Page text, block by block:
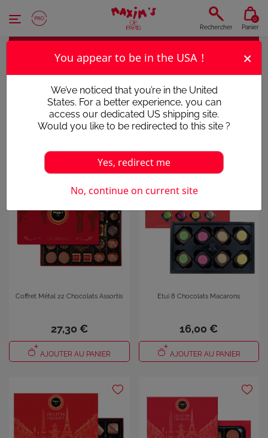
Panneau de gestion des cookies
Rechercher Panier
0
CHOCOLATS
CRÉATIONS DÉLICATES ET GOURMANDES
Coffret Métal 22 Chocolats Assortis
27,30 €
AJOUTER AU PANIER
Etui 8 Chocolats Macarons
16,00 €
AJOUTER AU PANIER
You appear to be in the USA ! ×
We’ve noticed that you’re in the United
States. For a better experience, you can
access our dedicated US shipping site.
Would you like to be redirected to this site ?
Yes, redirect me
No, continue on current site